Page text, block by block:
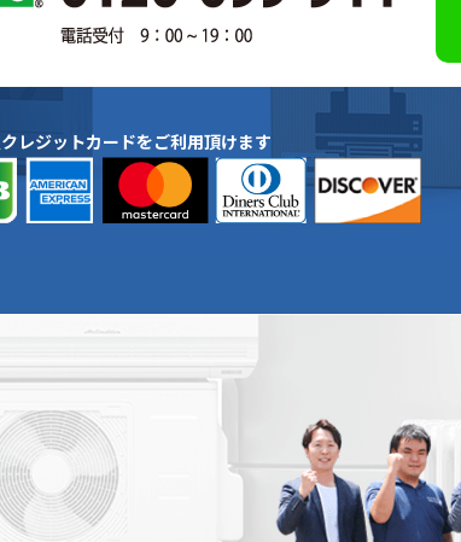
レジットカードをご利用頂けます